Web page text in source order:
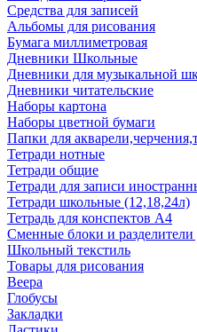
Средства для записей
Альбомы для рисования
Бумага миллиметровая
Дневники Школьные
Дневники для музыкальной
Дневники читательские
Наборы картона
Наборы цветной бумаги
Папки для
Тетради нотные
Тетради общие
Тетради для записи
Тетради школьные (12,18,24л)
Тетрадь для конспектов А4
Сменные блоки и разделители
Школьный текстиль
Товары для рисования
Веера
Глобусы
Закладки